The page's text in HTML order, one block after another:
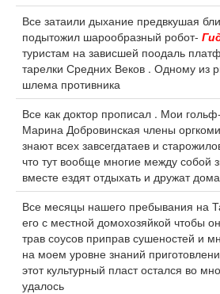
Все затаили дыхание предвкушая
подытожил шарообразный робот-
туристам на зависшей поодаль
тарелки Средних Веков . Одному из
шлема противника
Все как доктор прописал . Мои гольф-
Марина Добровинская члены
знают всех завсегдатаев и
что тут вообще многие между собой
вместе ездят отдыхать и дружат
Все месяцы нашего пребывания на
его с местной домохозяйкой чтобы
трав соусов приправ сушеностей и
на моем уровне знаний
этот культурный пласт остался во
удалось